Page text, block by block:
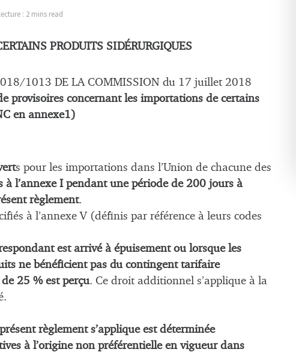
: 2 mins read
PRODUITS SIDÉRURGIQUES
1013 DE LA COMMISSION du 17 juillet 2018
provisoires concernant les importations de certains
en annexe1)
s pour les importations dans l’Union de chacune des
à l’annexe I pendant une période de 200 jours à
règlement.
à l’annexe V (définis par référence à leurs codes
est arrivé à épuisement ou lorsque les
ne bénéficient pas du contingent tarifaire
25 % est perçu. Ce droit additionnel s’applique à la
règlement s’applique est déterminée
à l’origine non préférentielle en vigueur dans